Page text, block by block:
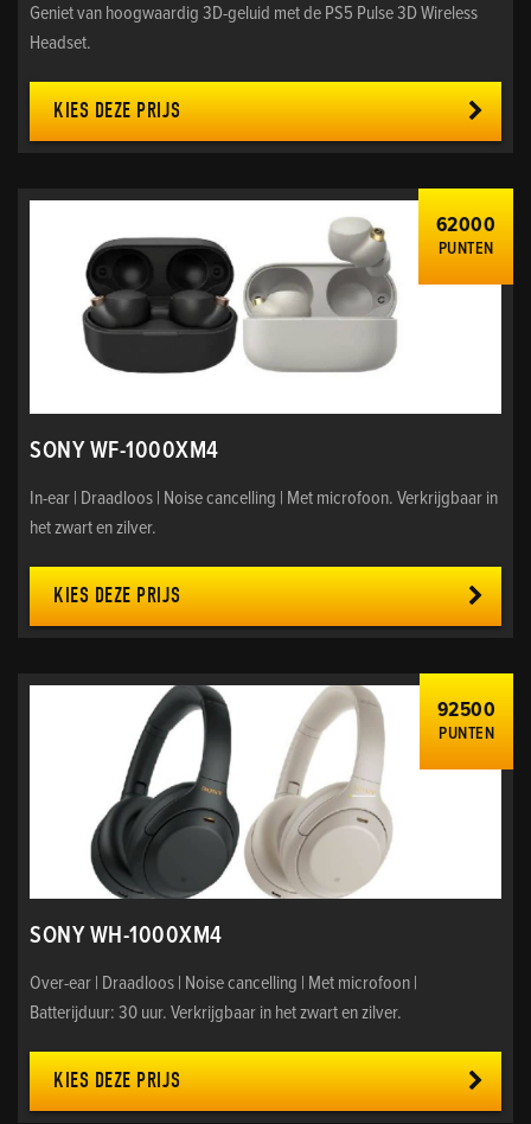
Geniet van hoogwaardig 3D-geluid met de PS5 Pulse 3D Wireless
Headset.
KIES DEZE PRIJS
62000
PUNTEN
SONY WF-1000XM4
In-ear | Draadloos | Noise cancelling | Met microfoon. Verkrijgbaar in
het zwart en zilver.
KIES DEZE PRIJS
92500
PUNTEN
SONY WH-1000XM4
Over-ear | Draadloos | Noise cancelling | Met microfoon |
Batterijduur: 30 uur. Verkrijgbaar in het zwart en zilver.
KIES DEZE PRIJS